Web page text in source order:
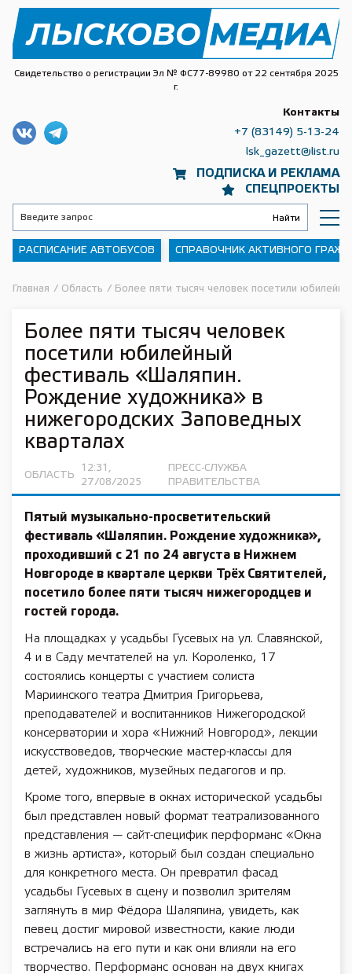
Свидетельство о регистрации Эл № ФС77-89980 от 22 сентября 2025
г.
ПОДПИСКА И РЕКЛАМА
СПЕЦПРОЕКТЫ
Контакты
+7 (83149) 5-13-24
lsk_gazett@list.ru
РАСПИСАНИЕ АВТОБУСОВ СПРАВОЧНИК АКТИВНОГО
Главная / Область / Более пяти тысяч человек посетили
Более пяти тысяч человек
посетили юбилейный
фестиваль «Шаляпин.
Рождение художника» в
нижегородских Заповедных
кварталах
ОБЛАСТЬ
12:31,
27/08/2025
ПРЕСС-СЛУЖБА
ПРАВИТЕЛЬСТВА
Пятый музыкально-просветительский
фестиваль «Шаляпин. Рождение художника»,
проходивший с 21 по 24 августа в Нижнем
Новгороде в квартале церкви Трёх Святителей,
посетило более пяти тысяч нижегородцев и
гостей города.
На площадках у усадьбы Гусевых на ул. Славянской,
4 и в Саду мечтателей на ул. Короленко, 17
состоялись концерты с участием солиста
Мариинского театра Дмитрия Григорьева,
преподавателей и воспитанников Нижегородской
консерватории и хора «Нижний Новгород», лекции
искусствоведов, творческие мастер-классы для
детей, художников, музейных педагогов и пр.
Кроме того, впервые в окнах исторической усадьбы
был представлен новый формат театрализованного
представления — сайт-специфик перформанс «Окна
в жизнь артиста», который был создан специально
для конкретного места. Он превратил фасад
усадьбы Гусевых в сцену и позволил зрителям
заглянуть в мир Фёдора Шаляпина, увидеть, как
певец достиг мировой известности, какие люди
встречались на его пути и как они влияли на его
творчество. Перформанс основан на двух книгах